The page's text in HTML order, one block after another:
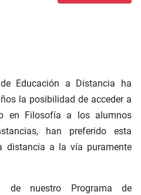
Educación a Distancia ha
la posibilidad de acceder a
en Filosofía a los alumnos
han preferido esta
distancia a la vía puramente
de nuestro Programa de